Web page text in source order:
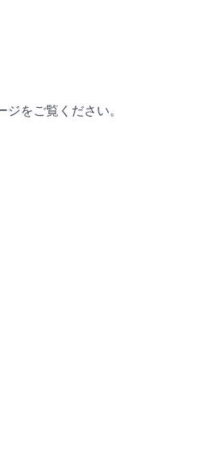
をご覧ください。